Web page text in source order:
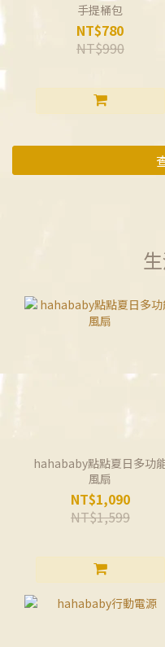
手提桶包
NT$780
NT$990
hahababy點點夏日多功
風扇
NT$1,090
NT$1,599